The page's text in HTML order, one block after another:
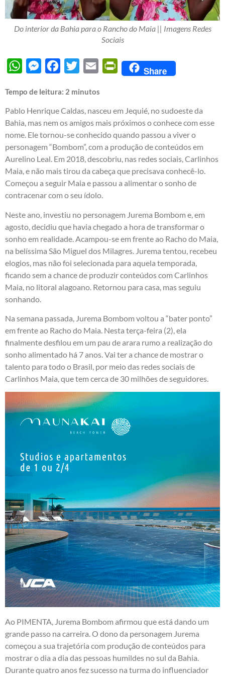
Do interior da Bahia para o Rancho do Maia || Imagens Redes
Sociais
WhatsAppMessengerFacebook
Twitter Email PrintFriendly
Share
Tempo de leitura: 2 minutos
Pablo Henrique Caldas, nasceu em Jequié, no sudoeste da
Bahia, mas nem os amigos mais próximos o conhece com esse
nome. Ele tornou-se conhecido quando passou a viver o
personagem “Bombom”, com a produção de conteúdos em
Aurelino Leal. Em 2018, descobriu, nas redes sociais, Carlinhos
Maia, e não mais tirou da cabeça que precisava conhecê-lo.
Começou a seguir Maia e passou a alimentar o sonho de
contracenar com o seu ídolo.
Neste ano, investiu no personagem Jurema Bombom e, em
agosto, decidiu que havia chegado a hora de transformar o
sonho em realidade. Acampou-se em frente ao Racho do Maia,
na belíssima São Miguel dos Milagres. Jurema tentou, recebeu
elogios, mas não foi selecionada para aquela temporada,
ficando sem a chance de produzir conteúdos com Carlinhos
Maia, no litoral alagoano. Retornou para casa, mas seguiu
sonhando.
Na semana passada, Jurema Bombom voltou a “bater ponto”
em frente ao Racho do Maia. Nesta terça-feira (2), ela
finalmente desfilou em um pau de arara rumo a realização do
sonho alimentado há 7 anos. Vai ter a chance de mostrar o
talento para todo o Brasil, por meio das redes sociais de
Carlinhos Maia, que tem cerca de 30 milhões de seguidores.
Ao PIMENTA, Jurema Bombom afirmou que está dando um
grande passo na carreira. O dono da personagem Jurema
começou a sua trajetória com produção de conteúdos para
mostrar o dia a dia das pessoas humildes no sul da Bahia.
Durante quatro anos fez sucesso na turma do influenciador